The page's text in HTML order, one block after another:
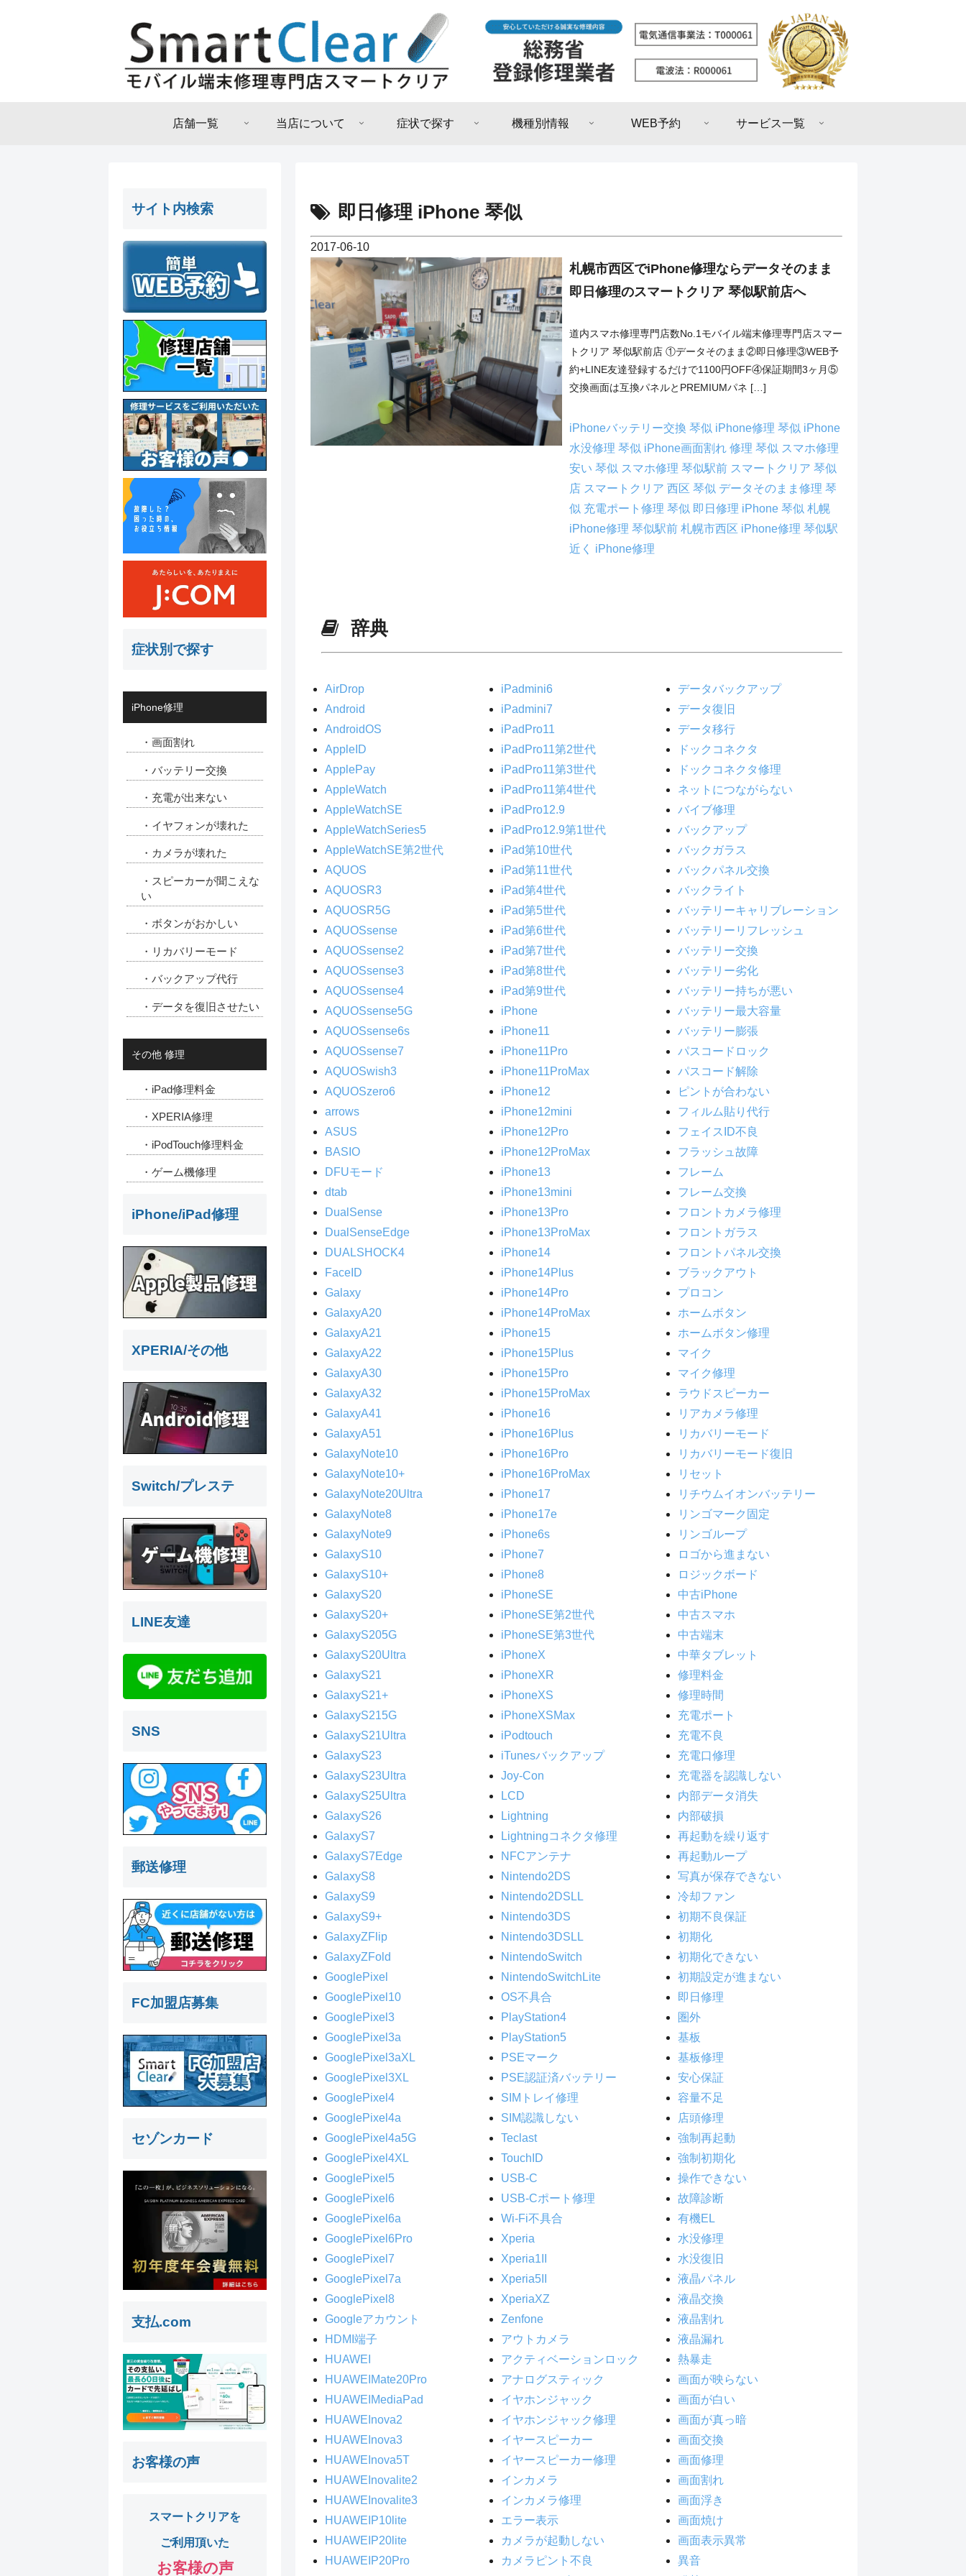
店舗一覧 当店について 症状で探す 機種別情報 WEB予約 サービス一覧
即日修理 iPhone 琴似
2017-06-10
札幌市西区でiPhone修理ならデータそのまま
即日修理のスマートクリア 琴似駅前店へ
道内スマホ修理専門店数No.1モバイル端末修理専門店スマー
トクリア 琴似駅前店 ①データそのまま②即日修理③WEB予
約+LINE友達登録するだけで1100円OFF④保証期間3ヶ月⑤
交換画面は互換パネルとPREMIUMパネ […]
iPhoneバッテリー交換 琴似 iPhone修理 琴似 iPhone
水没修理 琴似 iPhone画面割れ 修理 琴似 スマホ修理
安い 琴似 スマホ修理 琴似駅前 スマートクリア 琴似
店 スマートクリア 西区 琴似 データそのまま修理 琴
似 充電ポート修理 琴似 即日修理 iPhone 琴似 札幌
iPhone修理 琴似駅前 札幌市西区 iPhone修理 琴似駅
近く iPhone修理
辞典
AirDrop
Android
AndroidOS
AppleID
ApplePay
AppleWatch
AppleWatchSE
AppleWatchSeries5
AppleWatchSE第2世代
AQUOS
AQUOSR3
AQUOSR5G
AQUOSsense
AQUOSsense2
AQUOSsense3
AQUOSsense4
AQUOSsense5G
AQUOSsense6s
AQUOSsense7
AQUOSwish3
AQUOSzero6
arrows
ASUS
BASIO
DFUモード
dtab
DualSense
DualSenseEdge
DUALSHOCK4
FaceID
Galaxy
GalaxyA20
GalaxyA21
GalaxyA22
GalaxyA30
GalaxyA32
GalaxyA41
GalaxyA51
GalaxyNote10
GalaxyNote10+
GalaxyNote20Ultra
GalaxyNote8
GalaxyNote9
GalaxyS10
GalaxyS10+
GalaxyS20
GalaxyS20+
GalaxyS205G
GalaxyS20Ultra
GalaxyS21
GalaxyS21+
GalaxyS215G
GalaxyS21Ultra
GalaxyS23
GalaxyS23Ultra
GalaxyS25Ultra
GalaxyS26
GalaxyS7
GalaxyS7Edge
GalaxyS8
GalaxyS9
GalaxyS9+
GalaxyZFlip
GalaxyZFold
GooglePixel
GooglePixel10
GooglePixel3
GooglePixel3a
GooglePixel3aXL
GooglePixel3XL
GooglePixel4
GooglePixel4a
GooglePixel4a5G
GooglePixel4XL
GooglePixel5
GooglePixel6
GooglePixel6a
GooglePixel6Pro
GooglePixel7
GooglePixel7a
GooglePixel8
Googleアカウント
HDMI端子
HUAWEI
HUAWEIMate20Pro
HUAWEIMediaPad
HUAWEInova2
HUAWEInova3
HUAWEInova5T
HUAWEInovalite2
HUAWEInovalite3
HUAWEIP10lite
HUAWEIP20lite
HUAWEIP20Pro
iPadmini6
iPadmini7
iPadPro11
iPadPro11第2世代
iPadPro11第3世代
iPadPro11第4世代
iPadPro12.9
iPadPro12.9第1世代
iPad第10世代
iPad第11世代
iPad第4世代
iPad第5世代
iPad第6世代
iPad第7世代
iPad第8世代
iPad第9世代
iPhone
iPhone11
iPhone11Pro
iPhone11ProMax
iPhone12
iPhone12mini
iPhone12Pro
iPhone12ProMax
iPhone13
iPhone13mini
iPhone13Pro
iPhone13ProMax
iPhone14
iPhone14Plus
iPhone14Pro
iPhone14ProMax
iPhone15
iPhone15Plus
iPhone15Pro
iPhone15ProMax
iPhone16
iPhone16Plus
iPhone16Pro
iPhone16ProMax
iPhone17
iPhone17e
iPhone6s
iPhone7
iPhone8
iPhoneSE
iPhoneSE第2世代
iPhoneSE第3世代
iPhoneX
iPhoneXR
iPhoneXS
iPhoneXSMax
iPodtouch
iTunesバックアップ
Joy-Con
LCD
Lightning
Lightningコネクタ修理
NFCアンテナ
Nintendo2DS
Nintendo2DSLL
Nintendo3DS
Nintendo3DSLL
NintendoSwitch
NintendoSwitchLite
OS不具合
PlayStation4
PlayStation5
PSEマーク
PSE認証済バッテリー
SIMトレイ修理
SIM認識しない
Teclast
TouchID
USB-C
USB-Cポート修理
Wi-Fi不具合
Xperia
Xperia1II
Xperia5II
XperiaXZ
Zenfone
アウトカメラ
アクティベーションロック
アナログスティック
イヤホンジャック
イヤホンジャック修理
イヤースピーカー
イヤースピーカー修理
インカメラ
インカメラ修理
エラー表示
カメラが起動しない
カメラピント不良
データバックアップ
データ復旧
データ移行
ドックコネクタ
ドックコネクタ修理
ネットにつながらない
バイブ修理
バックアップ
バックガラス
バックパネル交換
バックライト
バッテリーキャリブレーション
バッテリーリフレッシュ
バッテリー交換
バッテリー劣化
バッテリー持ちが悪い
バッテリー最大容量
バッテリー膨張
パスコードロック
パスコード解除
ピントが合わない
フィルム貼り代行
フェイスID不良
フラッシュ故障
フレーム
フレーム交換
フロントカメラ修理
フロントガラス
フロントパネル交換
ブラックアウト
プロコン
ホームボタン
ホームボタン修理
マイク
マイク修理
ラウドスピーカー
リアカメラ修理
リカバリーモード
リカバリーモード復旧
リセット
リチウムイオンバッテリー
リンゴマーク固定
リンゴループ
ロゴから進まない
ロジックボード
中古iPhone
中古スマホ
中古端末
中華タブレット
修理料金
修理時間
充電ポート
充電不良
充電口修理
充電器を認識しない
内部データ消失
内部破損
再起動を繰り返す
再起動ループ
写真が保存できない
冷却ファン
初期不良保証
初期化
初期化できない
初期設定が進まない
即日修理
圏外
基板
基板修理
安心保証
容量不足
店頭修理
強制再起動
強制初期化
操作できない
故障診断
有機EL
水没修理
水没復旧
液晶パネル
液晶交換
液晶割れ
液晶漏れ
熱暴走
画面が映らない
画面が白い
画面が真っ暗
画面交換
画面修理
画面割れ
画面浮き
画面焼け
画面表示異常
異音
サイト内検索
症状別で探す
iPhone修理
・画面割れ
・バッテリー交換
・充電が出来ない
・イヤフォンが壊れた
・カメラが壊れた
・スピーカーが聞こえな
い
・ボタンがおかしい
・リカバリーモード
・バックアップ代行
・データを復旧させたい
その他 修理
・iPad修理料金
・XPERIA修理
・iPodTouch修理料金
・ゲーム機修理
iPhone/iPad修理
XPERIA/その他
Switch/プレステ
LINE友達
SNS
郵送修理
FC加盟店募集
セゾンカード
支払.com
お客様の声
スマートクリアを
ご利用頂いた
お客様の声